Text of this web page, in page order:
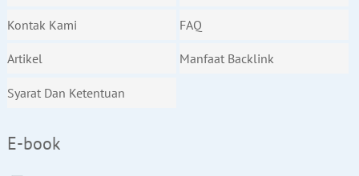
Kontak Kami FAQ
Artikel Manfaat Backlink
Syarat Dan Ketentuan
E-book